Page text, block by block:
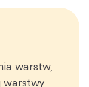
warstw,
warstwy